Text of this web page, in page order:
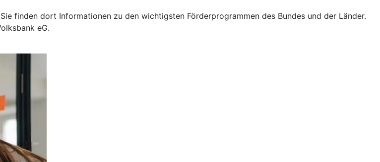
finden dort Informationen zu den wichtigsten Förderprogrammen des Bundes und der Länder.
eG.